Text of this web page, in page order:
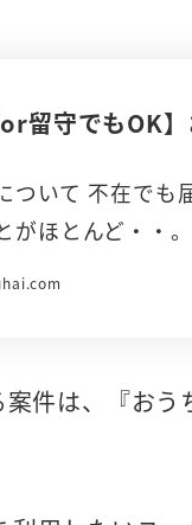
or留守でもOK
ついて 不在でも
がほとんど・・
件は、『お